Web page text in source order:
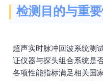
检测目的与重
超声实时脉冲回波系统测
证仪器与探头组合系统是
各项性能指标满足相关国